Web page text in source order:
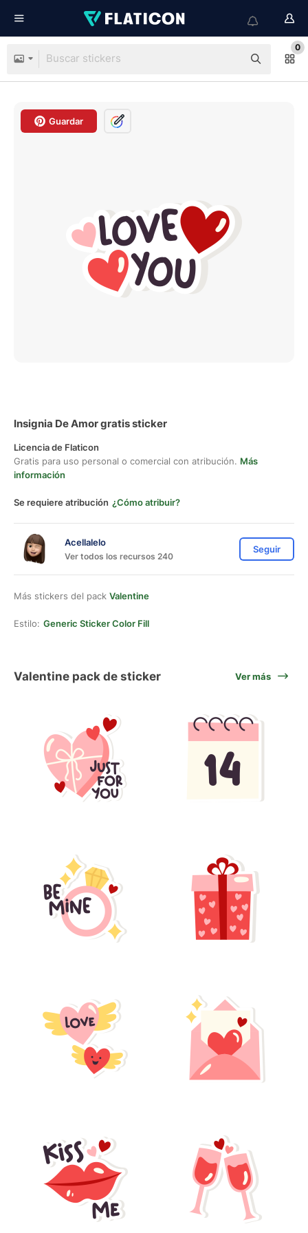
0
Guardar
Insignia De Amor gratis sticker
Licencia de Flaticon
Gratis para uso personal o comercial con atribución. Más
información
Se requiere atribución ¿Cómo atribuir?
Acellalelo
Ver todos los recursos 240
Seguir
Más stickers del pack Valentine
Estilo: Generic Sticker Color Fill
Valentine pack de sticker Ver más